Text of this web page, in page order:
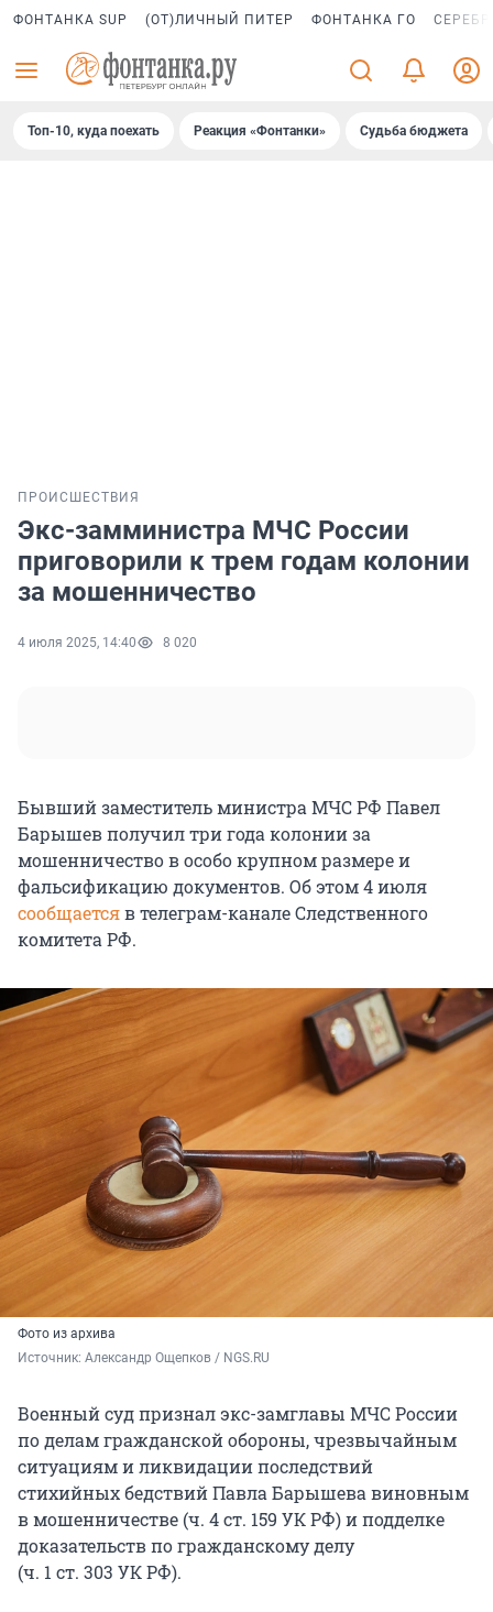
ФОНТАНКА SUP (ОТ)ЛИЧНЫЙ ПИТЕР ФОНТАНКА ГО
Топ-10, куда поехать Реакция «Фонтанки» Судьба бюджета
ПРОИСШЕСТВИЯ
Экс-замминистра МЧС России
приговорили к трем годам колонии
за мошенничество
4 июля 2025, 14:40 8 020
Бывший заместитель министра МЧС РФ Павел
Барышев получил три года колонии за
мошенничество в особо крупном размере и
фальсификацию документов. Об этом 4 июля
сообщаетсяв телеграм-канале Следственного
комитета РФ.
Фото из архива
Источник: Александр Ощепков / NGS.RU
Военный суд признал экс-замглавы МЧС России
по делам гражданской обороны, чрезвычайным
ситуациям и ликвидации последствий
стихийных бедствий Павла Барышева виновным
в мошенничестве (ч. 4 ст. 159 УК РФ) и подделке
доказательств по гражданскому делу
(ч. 1 ст. 303 УК РФ).